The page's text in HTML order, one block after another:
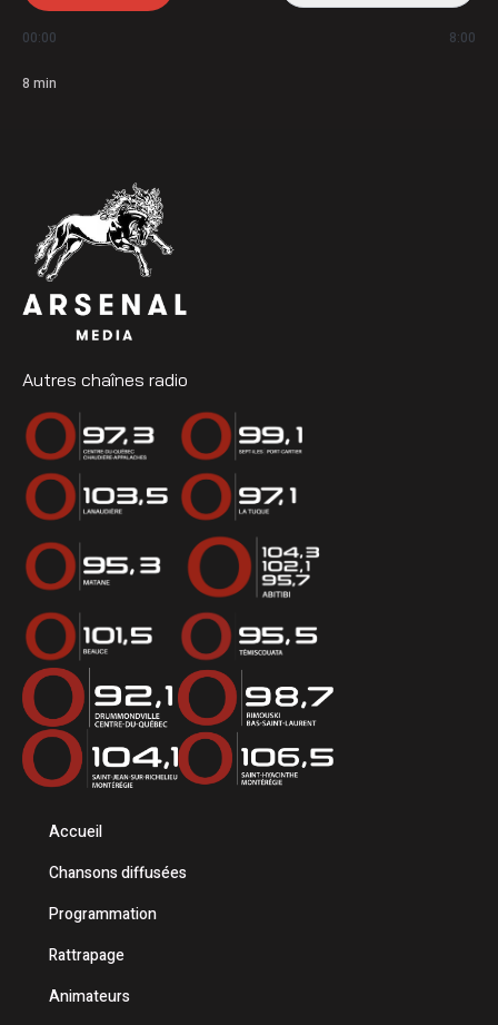
00:00 8:00
8 min
Autres chaînes radio
Accueil
Chansons diffusées
Programmation
Rattrapage
Animateurs